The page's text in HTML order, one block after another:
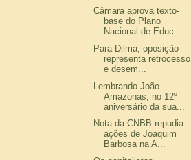
Câmara aprova texto-
base do Plano
Nacional de Educ...
Para Dilma, oposição
representa retrocesso
e desem...
Lembrando João
Amazonas, no 12º
aniversário da sua...
Nota da CNBB repudia
ações de Joaquim
Barbosa na A...